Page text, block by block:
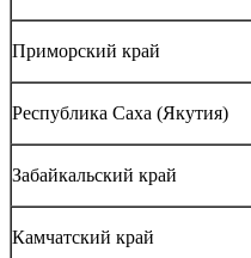
Приморский край
Республика Саха (Якутия)
Забайкальский край
Камчатский край